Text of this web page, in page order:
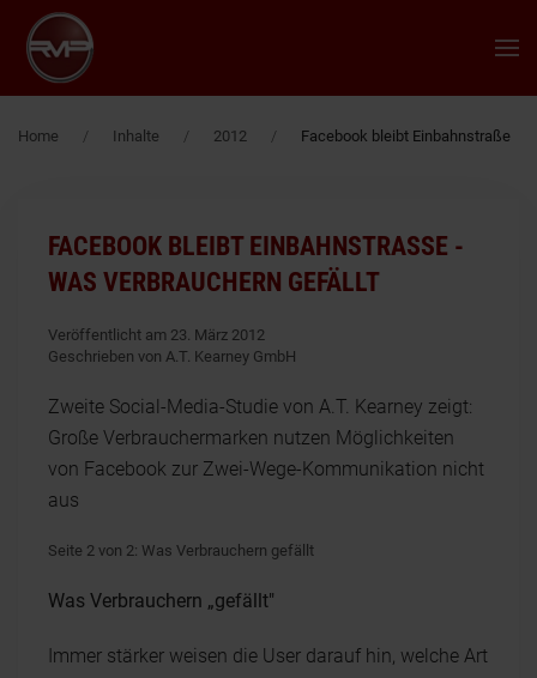
Zum Hauptinhalt springen
Home Inhalte 2012 Facebook bleibt Einbahnstraße
FACEBOOK BLEIBT EINBAHNSTRASSE - W
AS VERBRAUCHERN GEFÄLLT
Veröffentlicht am 23. März 2012
Geschrieben von A.T. Kearney GmbH
Zweite Social-Media-Studie von A.T. Kearney zeigt:
Große Verbrauchermarken nutzen Möglichkeiten
von Facebook zur Zwei-Wege-Kommunikation nicht
aus
Seite 2 von 2: Was Verbrauchern gefällt
Was Verbrauchern „gefällt"
Immer stärker weisen die User darauf hin, welche Art